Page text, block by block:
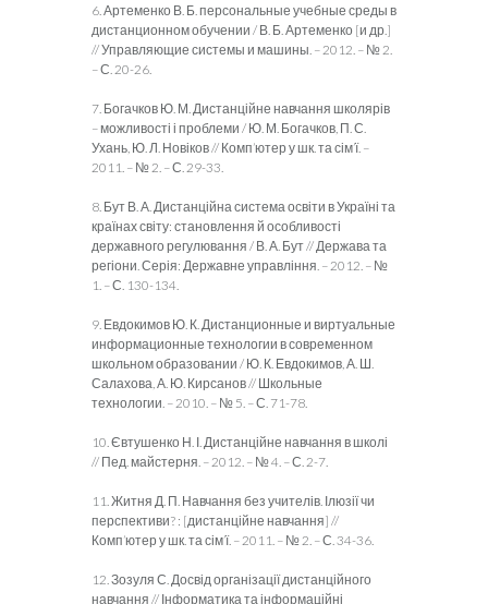
6. Артеменко В. Б. персональные учебные среды в
дистанционном обучении / В. Б. Артеменко [и др.]
// Управляющие системы и машины. – 2012. – № 2.
– С. 20-26.
7. Богачков Ю. М. Дистанційне навчання школярів
– можливості і проблеми / Ю. М. Богачков, П. С.
Ухань, Ю. Л. Новіков // Комп’ютер у шк. та сім’ї. –
2011. – № 2. – С. 29-33.
8. Бут В. А. Дистанційна система освіти в Україні та
країнах світу: становлення й особливості
державного регулювання / В. А. Бут // Держава та
регіони. Серія: Державне управління. – 2012. – №
1. – С. 130-134.
9. Евдокимов Ю. К. Дистанционные и виртуальные
информационные технологии в современном
школьном образовании / Ю. К. Евдокимов, А. Ш.
Салахова, А. Ю. Кирсанов // Школьные
технологии. – 2010. – № 5. – С. 71-78.
10. Євтушенко Н. І. Дистанційне навчання в школі
// Пед. майстерня. – 2012. – № 4. – С. 2-7.
11. Житня Д. П. Навчання без учителів. Ілюзії чи
перспективи? : [дистанційне навчання] //
Комп’ютер у шк. та сім’ї. – 2011. – № 2. – С. 34-36.
12. Зозуля С. Досвід організації дистанційного
навчання // Інформатика та інформаційні